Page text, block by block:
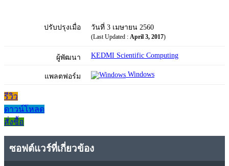
ปรับปรุงเมื่อ วันที่ 3 เมษายน 2560
(Last Updated : April 3, 2017)
ผู้พัฒนา KEDMI Scientific Computing
แพลตฟอร์ม Windows
รีวิว
ดาวน์โหลด
สั่งซื้อ
ซอฟต์แวร์ที่เกี่ยวข้อง